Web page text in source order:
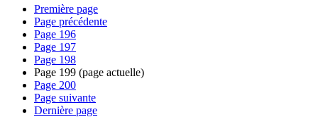
Première page
Page précédente
Page 196
Page 197
Page 198
Page 199 (page actuelle)
Page 200
Page suivante
Dernière page